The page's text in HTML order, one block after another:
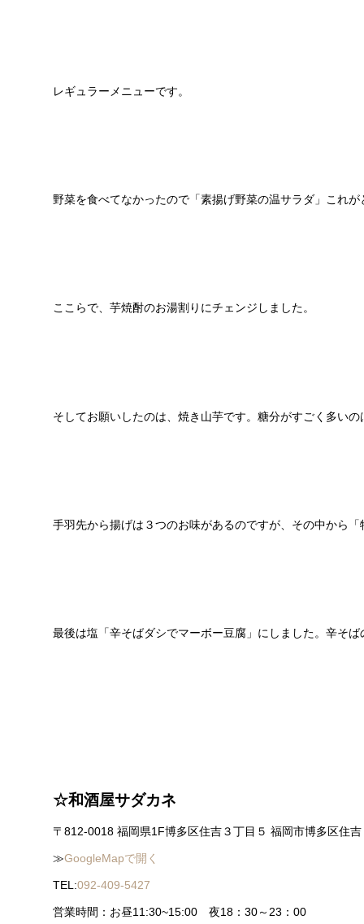
レギュラーメニューです。
野菜を食べてなかったので「素揚げ野菜の温サラダ」これ
ここらで、芋焼酎のお湯割りにチェンジしました。
そしてお願いしたのは、焼き山芋です。糖分がすごく多い
手羽先から揚げは３つのお味があるのですが、その中から
最後は塩「辛そばダシでマーボー豆腐」にしました。辛そ
☆和酒屋サダカネ
〒812-0018 福岡県1F博多区住吉３丁目５ 福岡市博多区住
≫GoogleMapで開く
TEL:092-409-5427
営業時間：お昼11:30~15:00 夜18：30～23：00